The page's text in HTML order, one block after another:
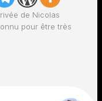
de Nicolas
pour être très